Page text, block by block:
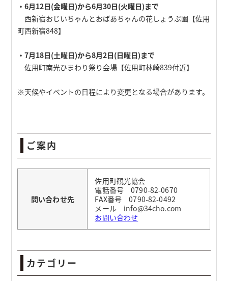
・6月12日(金曜日)から6月30日(火曜日)まで
西新宿おじいちゃんとおばあちゃんの花しょうぶ園【佐用
町西新宿848】
・7月18日(土曜日)から8月2日(日曜日)まで
佐用町南光ひまわり祭り会場【佐用町林崎839付近】
※天候やイベントの日程により変更となる場合があります。
ご案内
問い合わせ先
佐用町観光協会
電話番号 0790-82-0670
FAX番号 0790-82-0492
メール info@34cho.com
お問い合わせ
カテゴリー